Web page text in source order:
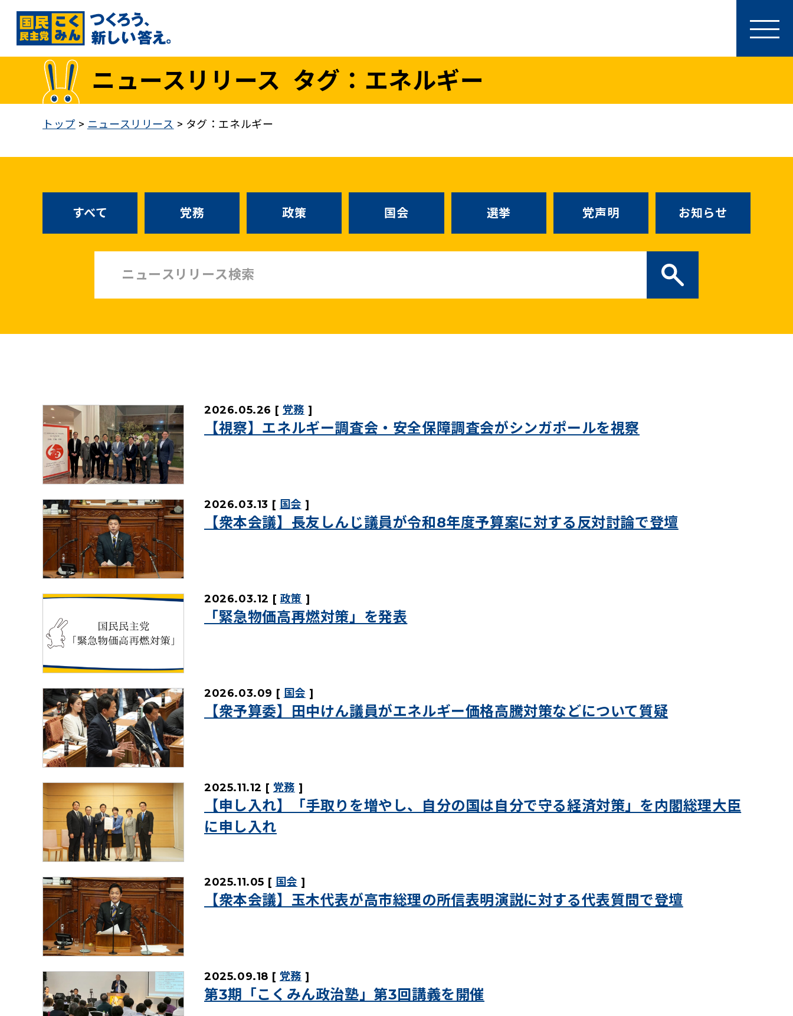
政策
2. 成長戦略「新・三本の矢」
5. 正直な政治をつらぬく
政策各論インデックス
医療制度改革
就職氷河期世代政策
中小企業・非正規賃上げ応援10策
憲法
提案と実績
国会議員（衆議院 ｜参議院）
地方自治体議員
党基本情報
規約･規則
ニュースリリース
党声明
お知らせ
国民民主PRESS号外
こくみんオンラインスクール
二次創作ガイドライン
プライバシーポリシー
ニュースリリース タグ：エネルギー
トップ > ニュースリリース > タグ：エネルギー
すべて 党務 政策 国会 選挙 党声明 お知らせ
2026.05.26 党務
【視察】エネルギー調査会・安全保障調査会がシンガポールを視察
2026.03.13 国会
【衆本会議】長友しんじ議員が令和8年度予算案に対する反対討論で登壇
2026.03.12 政策
「緊急物価高再燃対策」を発表
2026.03.09 国会
【衆予算委】田中けん議員がエネルギー価格高騰対策などについて質疑
2025.11.12 党務
【申し入れ】「手取りを増やし、自分の国は自分で守る経済対策」を内閣総理大臣
に申し入れ
2025.11.05 国会
【衆本会議】玉木代表が高市総理の所信表明演説に対する代表質問で登壇
2025.09.18 党務
第3期「こくみん政治塾」第3回講義を開催